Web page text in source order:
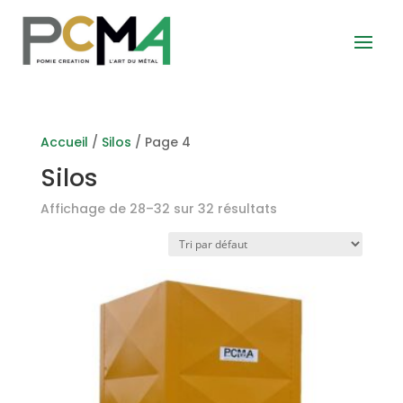
Accueil / Silos / Page 4
Silos
Affichage de 28–32 sur 32 résultats